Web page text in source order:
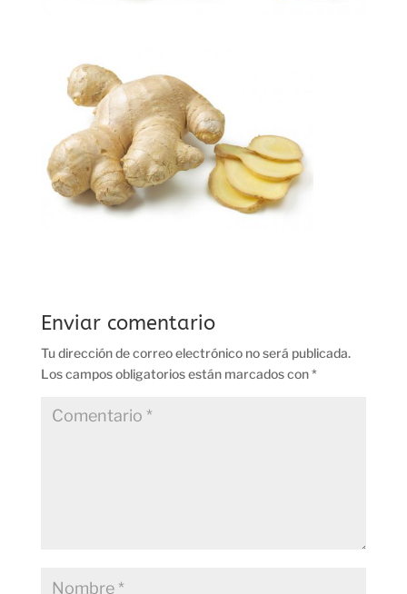
Enviar comentario
Tu dirección de correo electrónico no será publicada.
Los campos obligatorios están marcados con*